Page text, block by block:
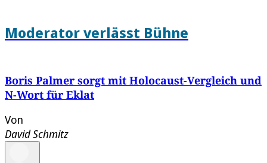
Moderator verlässt Bühne
Boris Palmer sorgt mit Holocaust-Vergleich und
N-Wort für Eklat
Von
David Schmitz